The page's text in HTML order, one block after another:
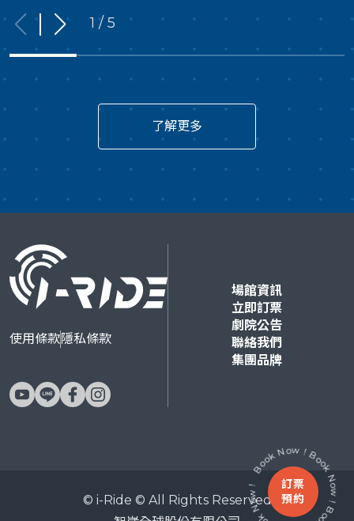
乘：巨獸爭鋒》主題現場佈置將於8/14推出。2.凡於8
月底前購票之消費者(搶先看方案除外)，須提供收件資
訊，贈品預計於8月底陸續寄出。
1 / 5
了解更多
使用條款隱私條款
場館資訊
立即訂票
劇院公告
聯絡我們
集團品牌
© i-Ride © All Rights ReservedBook Now ! Book Now ! Book Now ! Book Now !
訂票
預約